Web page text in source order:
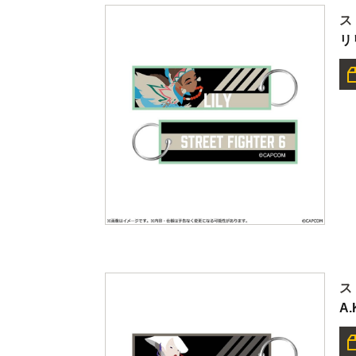
ス
リ
ス